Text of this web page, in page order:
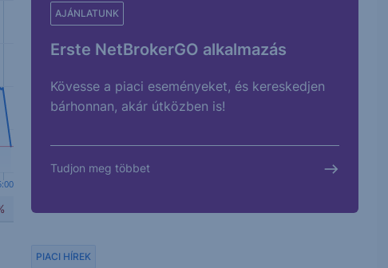
AJÁNLATUNK
Erste NetBrokerGO alkalmazás
Kövesse a piaci eseményeket, és kereskedjen
bárhonnan, akár útközben is!
Tudjon meg többet
PIACI HÍREK